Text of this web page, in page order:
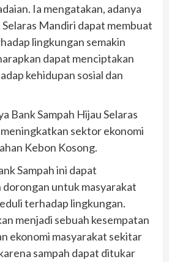
Ia mengatakan, adanya
Selaras Mandiri dapat membuat
lingkungan semakin
dapat menciptakan
kehidupan sosial dan
Bank Sampah Hijau Selaras
sektor ekonomi
Kebon Kosong.
Sampah ini dapat
dorongan untuk masyarakat
terhadap lingkungan.
menjadi sebuah kesempatan
ekonomi masyarakat sekitar
sampah dapat ditukar